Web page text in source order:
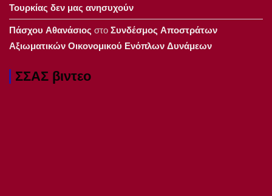
Τουρκίας δεν μας ανησυχούν
Πάσχου Αθανάσιος στοΣυνδέσμος Αποστράτων
Αξιωματικών Οικονομικού Ενόπλων Δυνάμεων
ΣΣΑΣ βιντεο